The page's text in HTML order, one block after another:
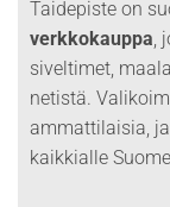
Taidepiste on
verkkokauppa,
siveltimet,
netistä.
ammattilaisia,
kaikkialle